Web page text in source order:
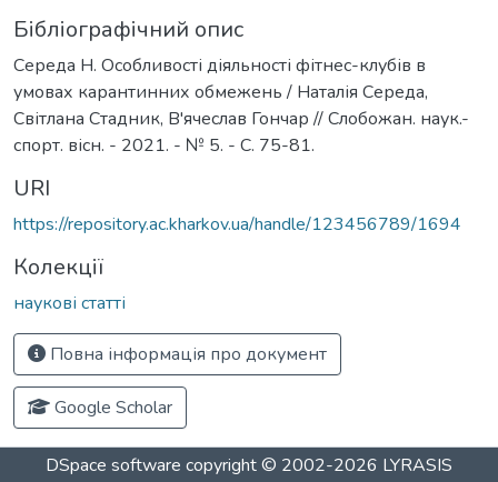
Бібліографічний опис
Середа Н. Особливості діяльності фітнес-клубів в
умовах карантинних обмежень / Наталія Середа,
Світлана Стадник, В'ячеслав Гончар // Слобожан. наук.-
спорт. вісн. - 2021. - № 5. - C. 75-81.
URI
https://repository.ac.kharkov.ua/handle/123456789/1694
Колекції
наукові статті
Повна інформація про документ
Google Scholar
DSpace software copyright © 2002-2026 LYRASIS